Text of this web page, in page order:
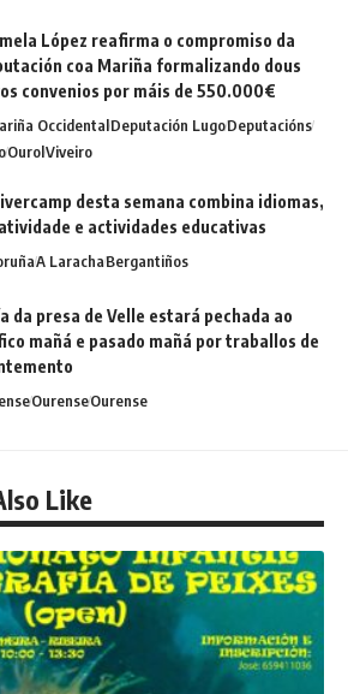
López reafirma o compromiso da
coa Mariña formalizando dous
convenios por máis de 550.000€
OccidentalDeputación LugoDeputacións
OurolViveiro
desta semana combina idiomas,
e actividades educativas
A LarachaBergantiños
da presa de Velle estará pechada ao
mañá e pasado mañá por traballos de
OurenseOurense
Like